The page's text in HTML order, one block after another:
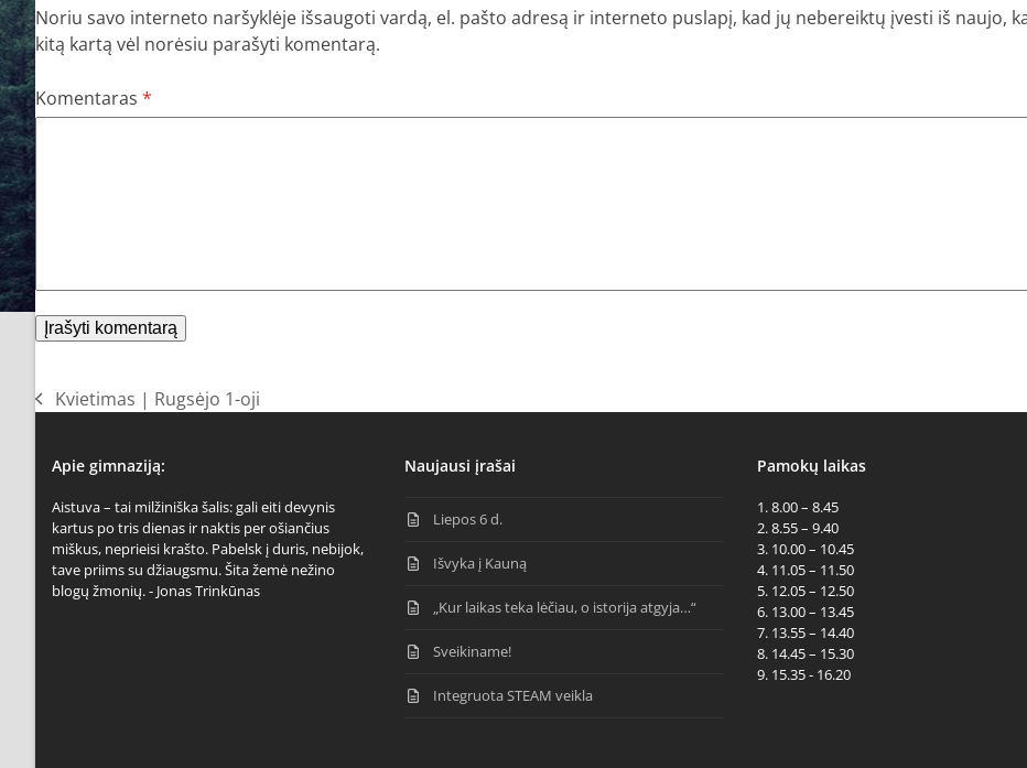
Noriu savo interneto naršyklėje išsaugoti vardą, el. pašto adresą ir interneto puslapį, kad jų nebereiktų įvesti iš naujo,
kitą kartą vėl norėsiu parašyti komentarą.
Komentaras *
previous
Kvietimas | Rugsėjo 1-oji
Apie gimnaziją:
Aistuva – tai milžiniška šalis: gali eiti devynis
kartus po tris dienas ir naktis per ošiančius
miškus, neprieisi krašto. Pabelsk į duris, nebijok,
tave priims su džiaugsmu. Šita žemė nežino
blogų žmonių. - Jonas Trinkūnas
Naujausi įrašai
Liepos 6 d.
Išvyka į Kauną
„Kur laikas teka lėčiau, o istorija atgyja…“
Sveikiname!
Integruota STEAM veikla
Pamokų laikas
1. 8.00 – 8.45
2. 8.55 – 9.40
3. 10.00 – 10.45
4. 11.05 – 11.50
5. 12.05 – 12.50
6. 13.00 – 13.45
7. 13.55 – 14.40
8. 14.45 – 15.30
9. 15.35 - 16.20